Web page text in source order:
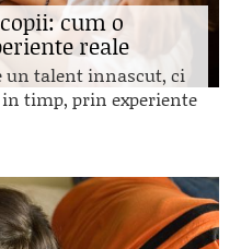
cum o
reale
un talent innascut, ci
timp, prin experiente